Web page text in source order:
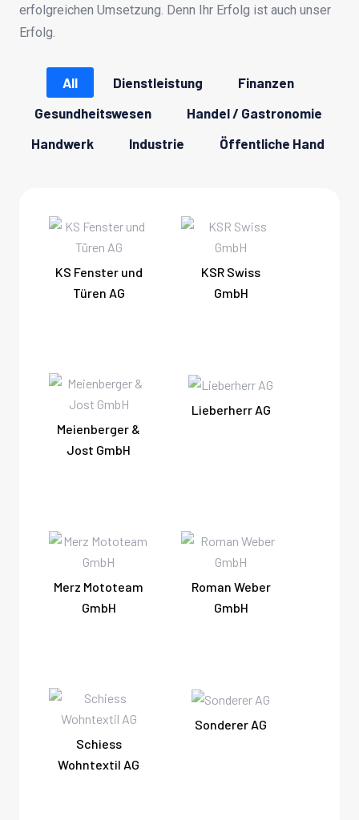
erfolgreichen Umsetzung. Denn Ihr Erfolg ist auch unser
Erfolg.
All Dienstleistung
Finanzen
Gesundheitswesen
Handel / Gastronomie
Handwerk
Industrie Öffentliche Hand
KS Fenster und
Türen AG
KSR Swiss
GmbH
Meienberger &
Jost GmbH
Lieberherr AG
Merz Mototeam
GmbH
Roman Weber
GmbH
Schiess
Wohntextil AG
Sonderer AG